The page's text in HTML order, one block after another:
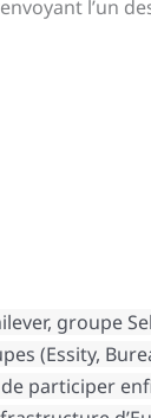
l’un
groupe
(Essity,
participer